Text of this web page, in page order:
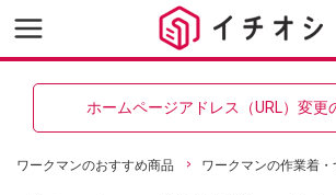
ホームページアドレス（URL）変更
ワークマンのおすすめ商品 ワークマンの作業着・